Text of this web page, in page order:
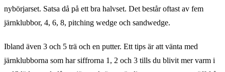
nybörjarset. Satsa då på ett bra halvset. Det består oftast av fem
järnklubbor, 4, 6, 8, pitching wedge och sandwedge.
Ibland även 3 och 5 trä och en putter. Ett tips är att vänta med
järnklubborna som har siffrorna 1, 2 och 3 tills du blivit mer varm i